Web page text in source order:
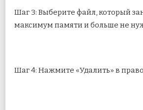
Шаг 3: Выберите файл, который
максимум памяти и больше не
Шаг 4: Нажмите «Удалить» в